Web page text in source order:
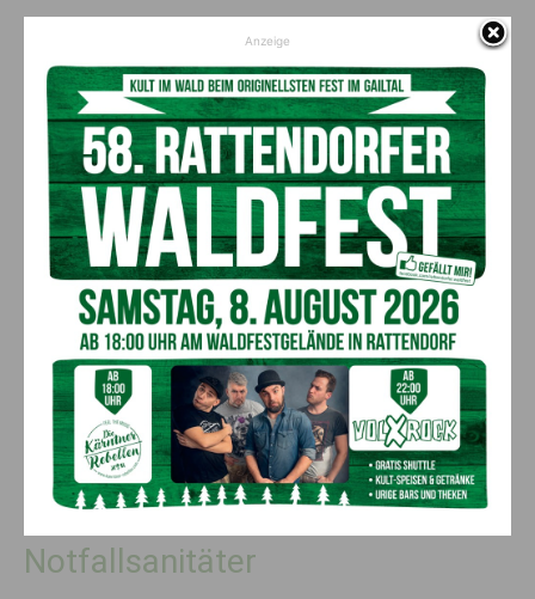
Auch administrative Arbeit gehört zu den Aufgaben von Thomas Schwilk
Vom Maschinenschlosser zum
Notfallsanitäter
Anzeige